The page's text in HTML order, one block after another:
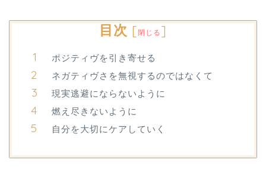
目次 [ 閉じる ]
ポジティヴを引き寄せる
ネガティヴさを無視するのではなくて
現実逃避にならないように
燃え尽きないように
自分を大切にケアしていく